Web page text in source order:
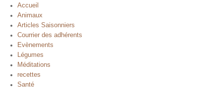
Accueil
Animaux
Articles Saisonniers
Courrier des adhérents
Evènements
Légumes
Méditations
recettes
Santé